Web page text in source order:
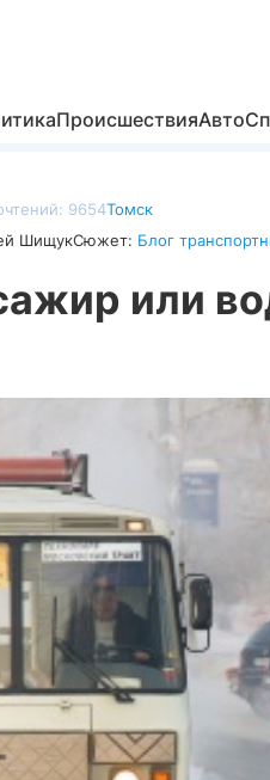
ПроисшествияАвто
9654Томск
ШищукСюжет: Блог
или